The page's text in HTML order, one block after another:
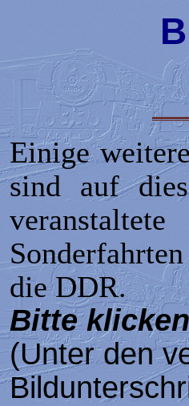
Einige
sind auf
die DDR.
Bitte
(Unter den